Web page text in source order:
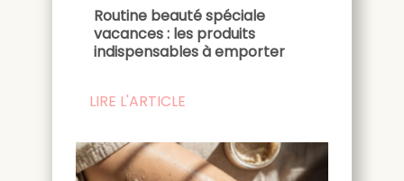
Routine beauté spéciale
vacances : les produits
indispensables à emporter
LIRE L'ARTICLE